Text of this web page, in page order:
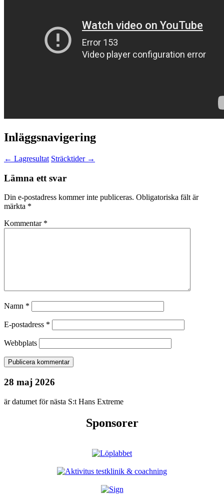
Inläggsnavigering
← Lagresultat Sträcktider →
Lämna ett svar
Din e-postadress kommer inte publiceras. Obligatoriska fält är
märkta *
Kommentar *
Namn *
E-postadress *
Webbplats
28 maj 2026
är datumet för nästa S:t Hans Extreme
Sponsorer